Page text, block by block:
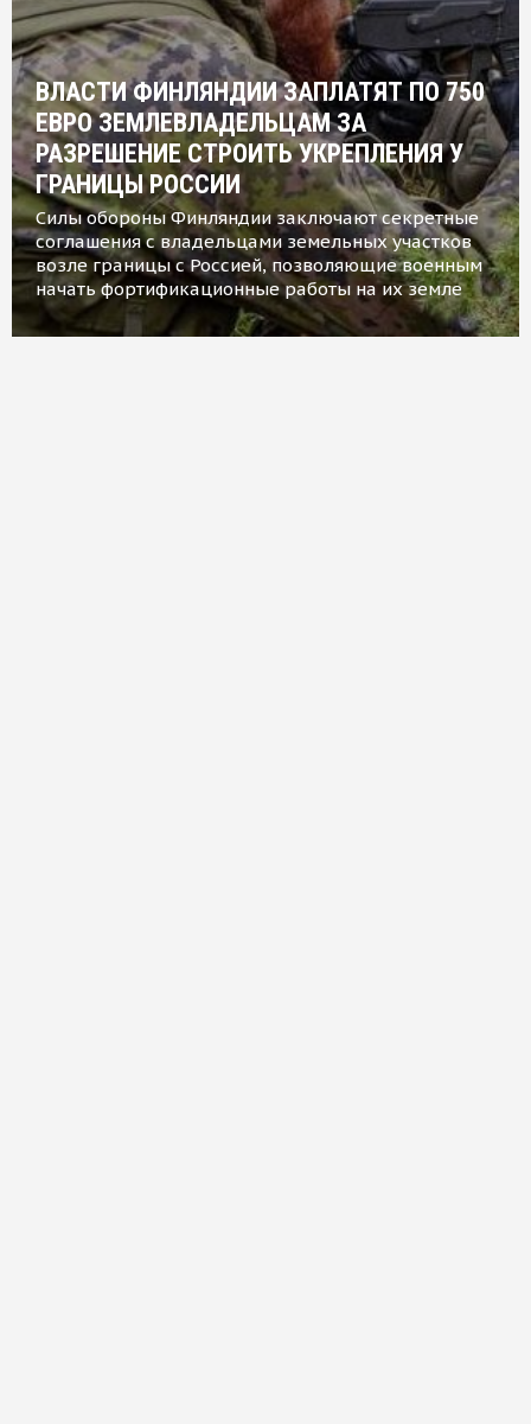
ВЛАСТИ ФИНЛЯНДИИ ЗАПЛАТЯТ ПО 750
ЕВРО ЗЕМЛЕВЛАДЕЛЬЦАМ ЗА
РАЗРЕШЕНИЕ СТРОИТЬ УКРЕПЛЕНИЯ У
ГРАНИЦЫ РОССИИ
Силы обороны Финляндии заключают секретные
соглашения с владельцами земельных участков
возле границы с Россией, позволяющие военным
начать фортификационные работы на их земле